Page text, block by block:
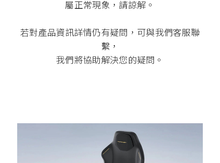
屬正常現象，請諒解。
若對產品資訊詳情仍有疑問，可與我們客服聯
繫，
我們將協助解決您的疑問。